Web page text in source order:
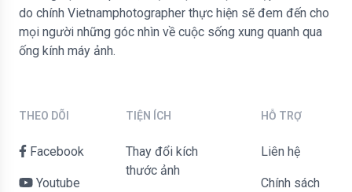
do chính Vietnamphotographer thực hiện sẽ đem đến cho
mọi người những góc nhìn về cuộc sống xung quanh qua
ống kính máy ảnh.
THEO DÕI
Facebook
Youtube
TIỆN ÍCH
Thay đổi kích
thước ảnh
HỖ TRỢ
liên hệ
Chính sách